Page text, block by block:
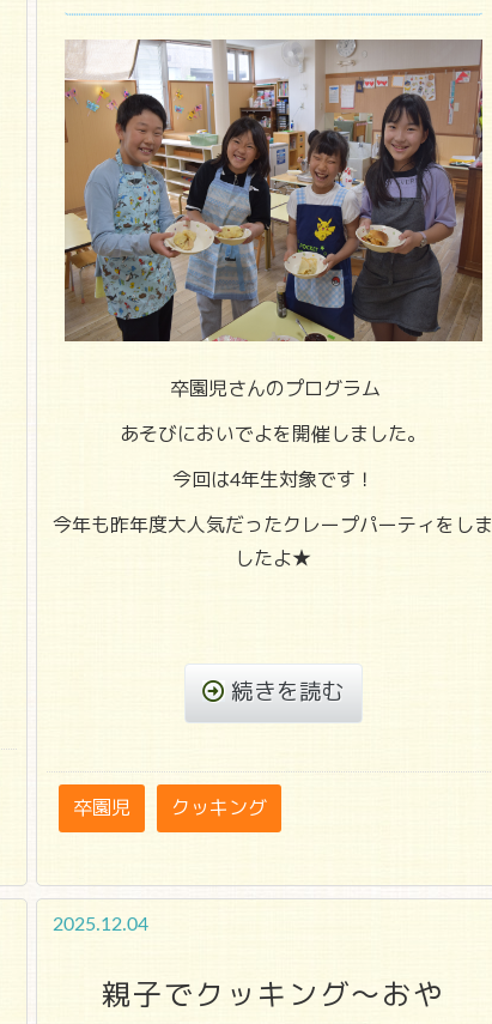
卒園児さんのプログラム
あそびにおいでよを開催しました。
今回は4年生対象です！
今年も昨年度大人気だったクレープパーティをしま
したよ★
続きを読む
卒園児 クッキング
2025.12.04
親子でクッキング～おや